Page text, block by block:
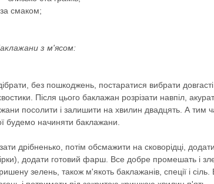
смаком;
з м'ясом:
без пошкоджень, постаратися вибрати довгасті
Після цього баклажан розрізати навпіл,
посолити і залишити на хвилин двадцять. А тим
будемо начиняти баклажани.
дрібненько, потім обсмажити на сковорідці,
додати готовий фарш. Все добре промешать і
зелень, також м'якоть баклажанів, спеції і